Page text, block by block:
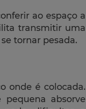
ao espaço a
transmitir uma
tornar pesada.
onde é colocada.
absorve